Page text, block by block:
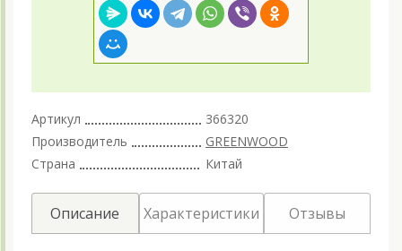
Артикул
366320
Производитель
GREENWOOD
Страна
Китай
Описание Характеристики Отзывы